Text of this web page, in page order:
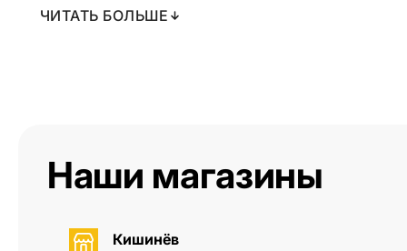
Шасси normchassis с конусом из полипропилена
ЧИТАТЬ БОЛЬШЕ
Наши магазины
Кишинёв